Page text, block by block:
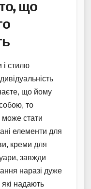
що
і стилю
що йому
то
може стати
елементи для
креми для
завжди
наразі дуже
надають